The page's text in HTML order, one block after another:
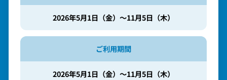
2026年5月1日（金）～11月5日（木）
ご利用期間
2026年5月1日（金）～11月5日（木）